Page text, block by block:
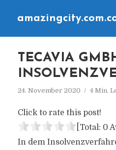
TECAVIA
24. November 2020 4 Min.
Click to rate this post!
[Total: 0
In dem